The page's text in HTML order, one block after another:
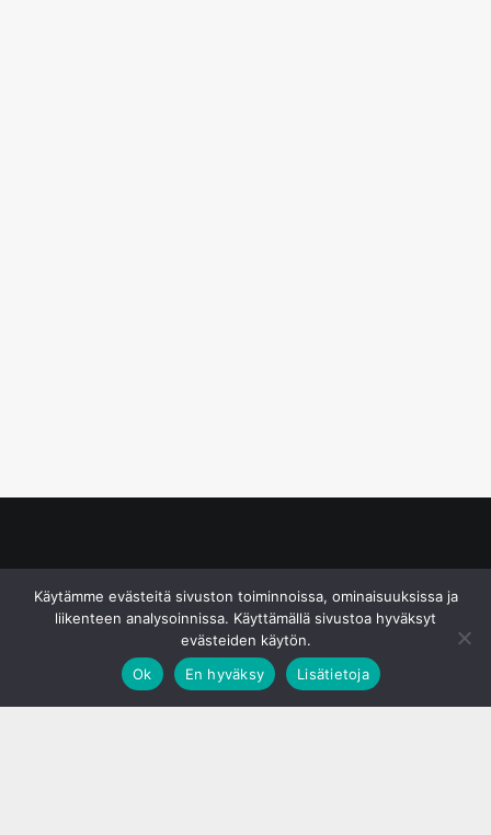
Käytämme evästeitä sivuston toiminnoissa, ominaisuuksissa ja
liikenteen analysoinnissa. Käyttämällä sivustoa hyväksyt
evästeiden käytön.
Ok
En hyväksy Lisätietoja